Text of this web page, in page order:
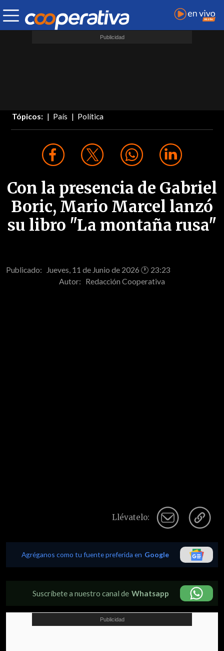
Tópicos: País Política
Con la presencia de Gabriel
Boric, Mario Marcel lanzó
su libro "La montaña rusa"
Publicado: Jueves, 11 de Junio de 2026 🕐 23:23
Autor: Redacción Cooperativa
Llévatelo:
Agréganos como tu fuente preferida en Google
Suscríbete a nuestro canal de Whatsapp